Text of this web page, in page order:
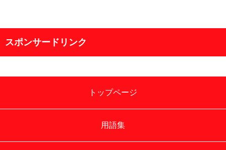
スポンサードリンク
トップページ
用語集